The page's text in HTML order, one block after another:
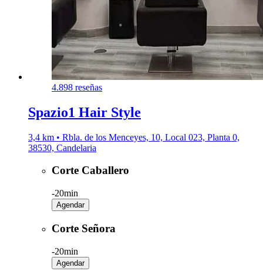
4.898 reseñas
Spazio1 Hair Style
3,4 km • Rbla. de los Menceyes, 10, Local 023, Planta 0,
38530, Candelaria
Corte Caballero
-20min
Agendar
Corte Señora
-20min
Agendar